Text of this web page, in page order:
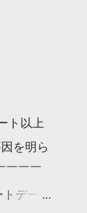
ト以上
を明ら
￣￣￣
トデータ